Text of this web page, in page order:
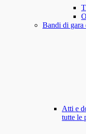
Bandi di gara
Atti e
tutte le